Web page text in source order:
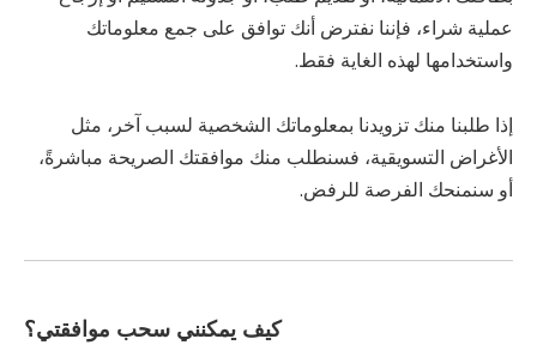
عملية شراء، فإننا نفترض أنك توافق على جمع معلوماتك
واستخدامها لهذه الغاية فقط.
إذا طلبنا منك تزويدنا بمعلوماتك الشخصية لسبب آخر، مثل
الأغراض التسويقية، فسنطلب منك موافقتك الصريحة مباشرةً،
أو سنمنحك الفرصة للرفض.
كيف يمكنني سحب موافقتي؟